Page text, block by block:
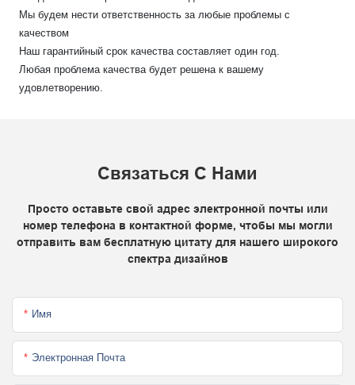
Мы будем нести ответственность за любые проблемы с
качеством
Наш гарантийный срок качества составляет один год.
Любая проблема качества будет решена к вашему
удовлетворению.
Связаться С Нами
Просто оставьте свой адрес электронной почты или
номер телефона в контактной форме, чтобы мы могли
отправить вам бесплатную цитату для нашего широкого
спектра дизайнов
Имя
Электронная Почта